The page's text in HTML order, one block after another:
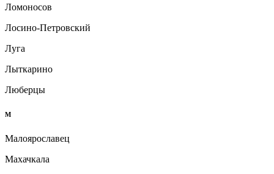
Ломоносов
Лосино-Петровский
Луга
Лыткарино
Люберцы
М
Малоярославец
Махачкала